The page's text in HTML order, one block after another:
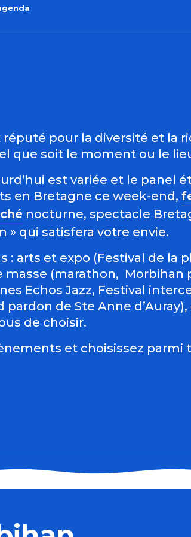
aux
pour la diversité et la
que soit le moment ou le
est variée et le panel
en Bretagne ce week-end,
nocturne, spectacle
» qui satisfera votre envie.
: arts et expo (Festival de
(marathon, Morbihan
Echos Jazz, Festival
de Ste Anne
de choisir.
et choisissez